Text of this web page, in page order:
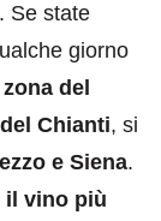
Se state
giorno
zona del
Chianti, si
e Siena.
il vino più